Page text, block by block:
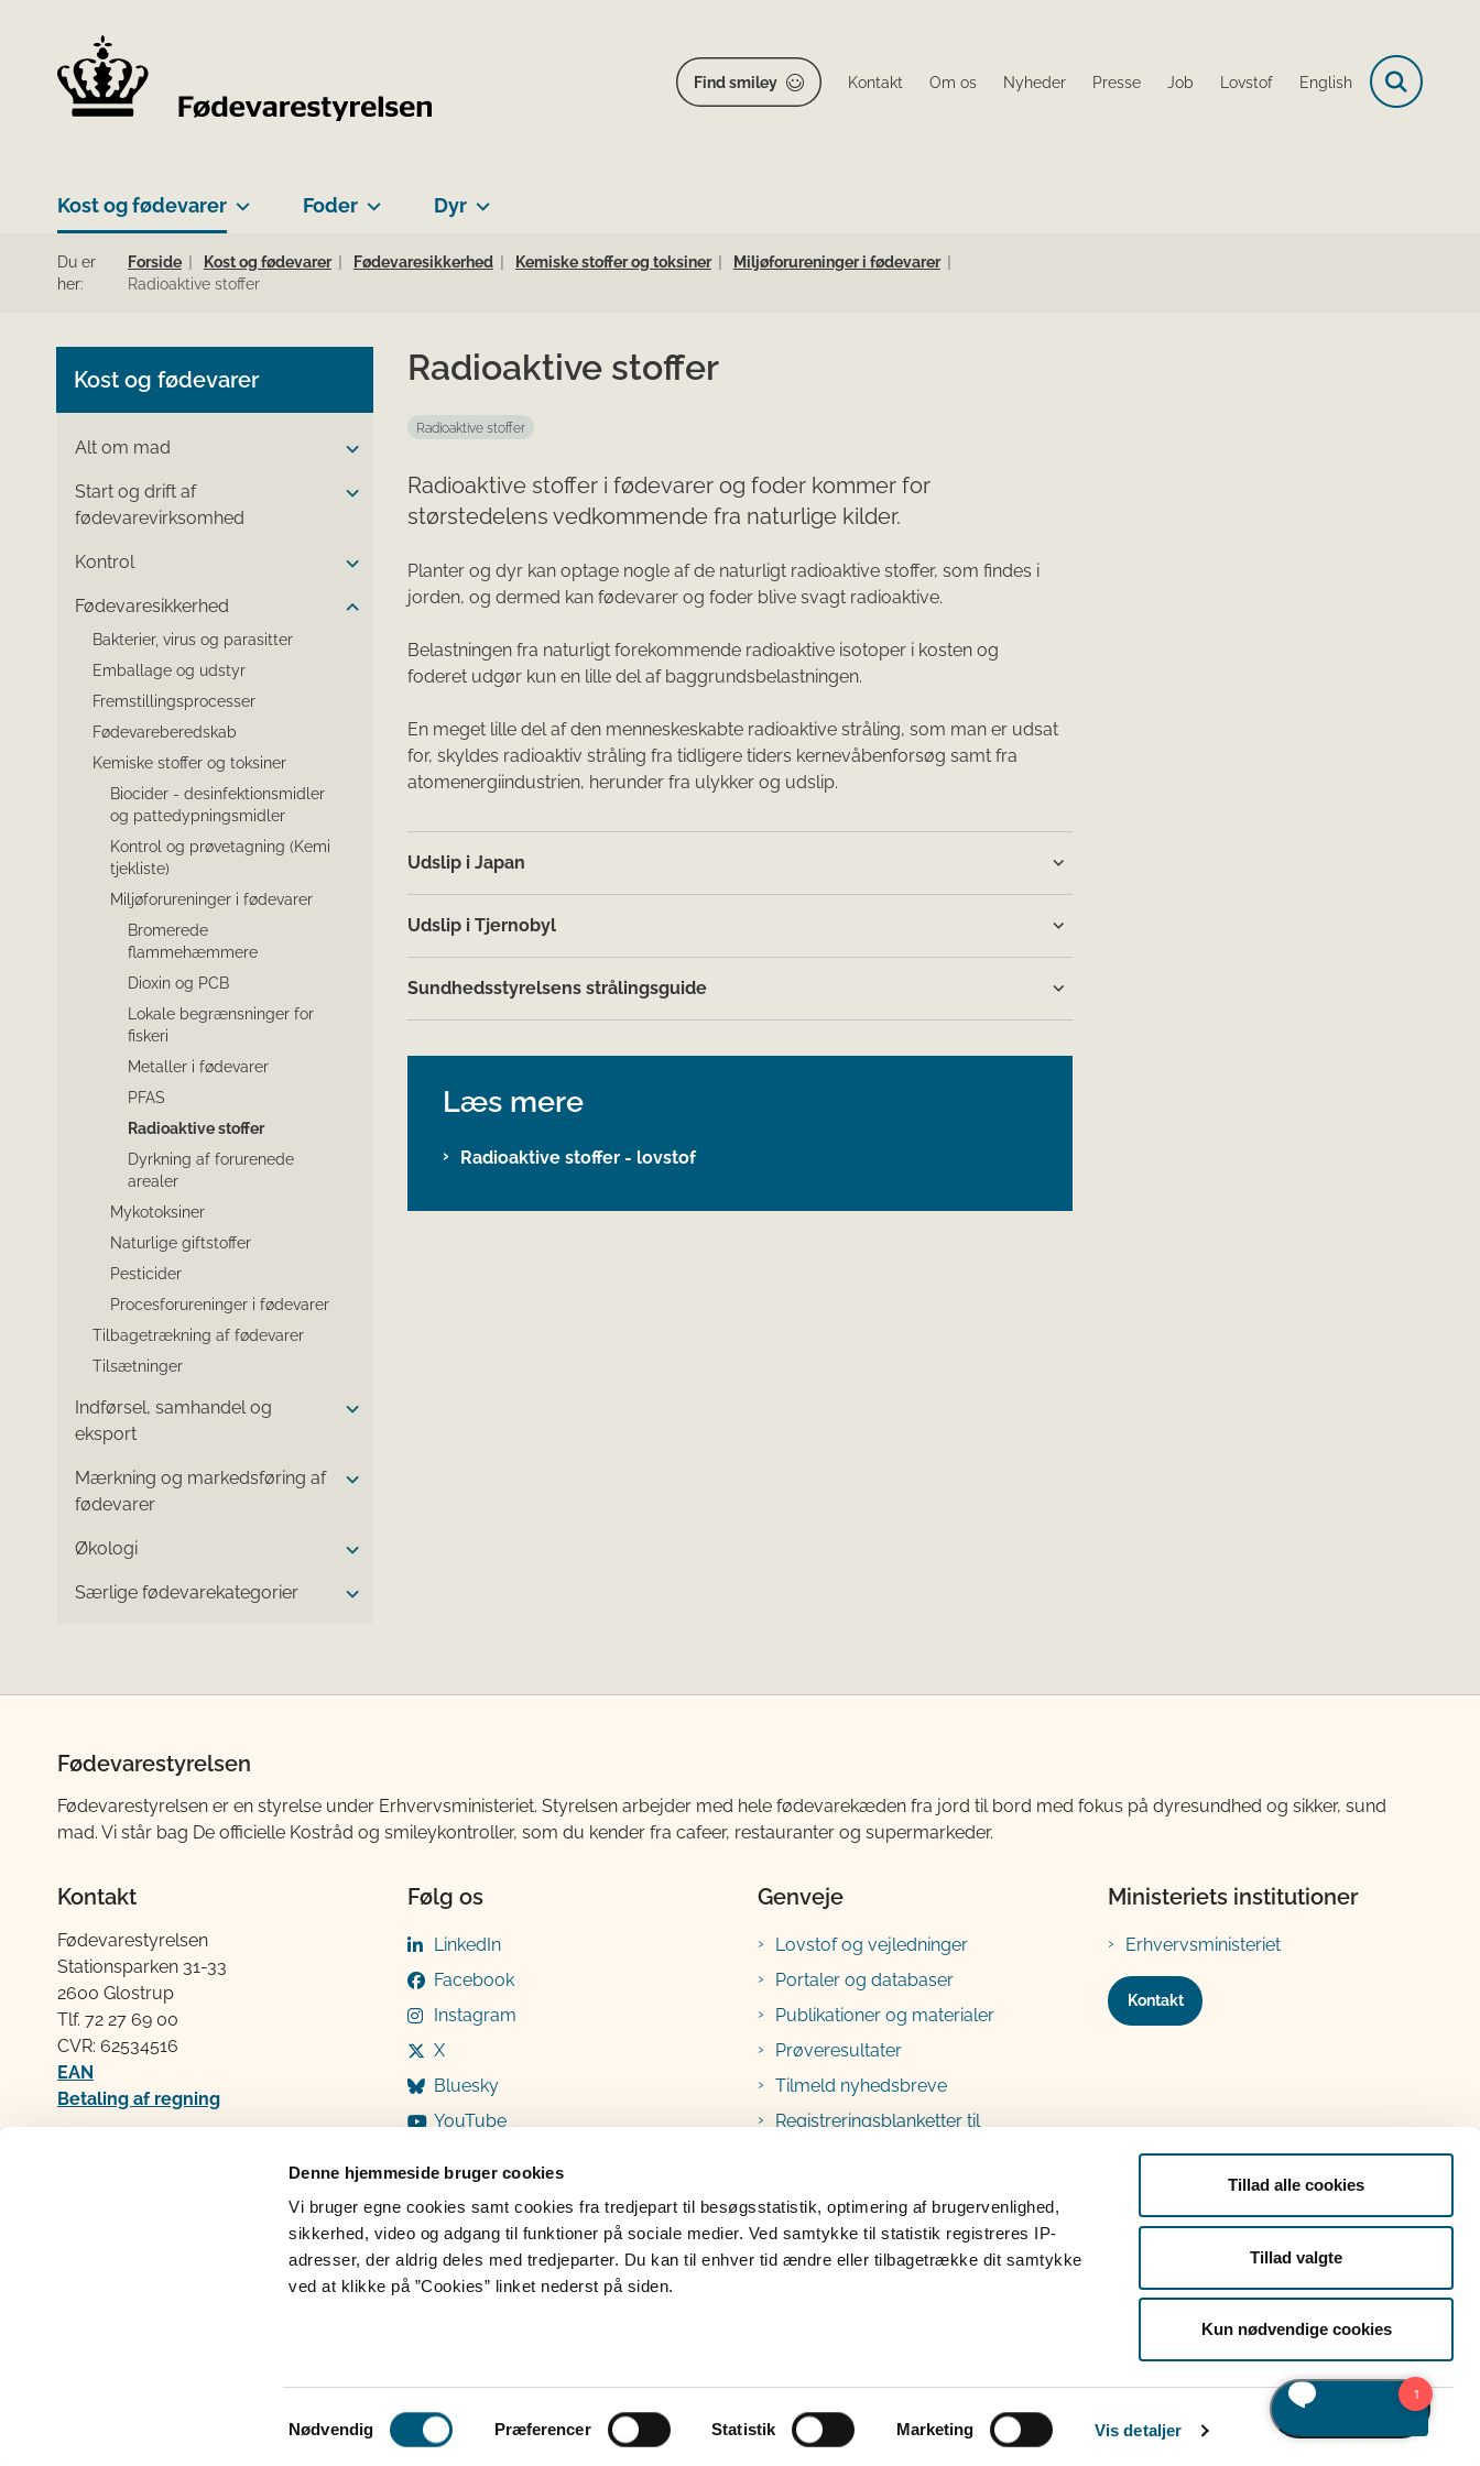
Denne hjemmeside bruger cookies
Vi bruger egne cookies samt cookies fra tredjepart til besøgsstatistik, optimering af brugervenlighed,
sikkerhed, video og adgang til funktioner på sociale medier. Ved samtykke til statistik registreres IP-
adresser, der aldrig deles med tredjeparter. Du kan til enhver tid ændre eller tilbagetrække dit samtykke
ved at klikke på ”Cookies” linket nederst på siden.
Samtykkevalg
Nødvendig Præferencer Statistik Marketing Vis detaljer
Tillad alle cookies
Tillad valgte
Kun nødvendige cookies
Find smiley Kontakt Om os Nyheder Presse Job Lovstof English
Kost og fødevarer Foder Dyr
Du er
her:
Forside Kost og fødevarer Fødevaresikkerhed Kemiske stoffer og toksiner
Miljøforureninger i fødevarer
Radioaktive stoffer
Kost og fødevarer
Alt om mad
Start og drift af
fødevarevirksomhed
Kontrol
Fødevaresikkerhed
Bakterier, virus og parasitter
Emballage og udstyr
Fremstillingsprocesser
Fødevareberedskab
Kemiske stoffer og toksiner
Biocider - desinfektionsmidler
og pattedypningsmidler
Kontrol og prøvetagning (Kemi
tjekliste)
Miljøforureninger i fødevarer
Bromerede
flammehæmmere
Dioxin og PCB
Lokale begrænsninger for
fiskeri
Metaller i fødevarer
PFAS
Radioaktive stoffer
Dyrkning af forurenede
arealer
Mykotoksiner
Naturlige giftstoffer
Pesticider
Procesforureninger i fødevarer
Tilbagetrækning af fødevarer
Tilsætninger
Indførsel, samhandel og
eksport
Mærkning og markedsføring af
fødevarer
Økologi
Særlige fødevarekategorier
Radioaktive stoffer
Radioaktive stoffer
Radioaktive stoffer i fødevarer og foder kommer for
størstedelens vedkommende fra naturlige kilder.
Planter og dyr kan optage nogle af de naturligt radioaktive stoffer, som findes i
jorden, og dermed kan fødevarer og foder blive svagt radioaktive.
Belastningen fra naturligt forekommende radioaktive isotoper i kosten og
foderet udgør kun en lille del af baggrundsbelastningen.
En meget lille del af den menneskeskabte radioaktive stråling, som man er udsat
for, skyldes radioaktiv stråling fra tidligere tiders kernevåbenforsøg samt fra
atomenergiindustrien, herunder fra ulykker og udslip.
Udslip i Japan
Udslip i Tjernobyl
Sundhedsstyrelsens strålingsguide
Læs mere
Radioaktive stoffer - lovstof
Fødevarestyrelsen
Fødevarestyrelsen er en styrelse under Erhvervsministeriet. Styrelsen arbejder med hele fødevarekæden fra jord til bord med fokus på dyresundhed og sikker, sund
mad. Vi står bag De officielle Kostråd og smileykontroller, som du kender fra cafeer, restauranter og supermarkeder.
Kontakt
Fødevarestyrelsen
Stationsparken 31-33
2600 Glostrup
Tlf. 72 2​​​7 69 00
CVR: 62534516
EAN
Betaling af regning
Følg os
LinkedIn
Facebook
Instagram
X
Bluesky
YouTube
Genveje
Lovstof og vejledninger
Portaler og databaser
Publikationer og materialer
Prøveresultater
Tilmeld nyhedsbreve
Registreringsblanketter til
Ministeriets institutioner
Erhvervsministeriet
Kontakt
Persondatabeskyttelse Tilgængelighedserklæring Klage